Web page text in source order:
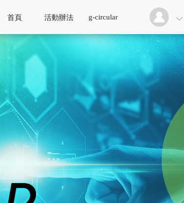
首頁 活動辦法 g-circular